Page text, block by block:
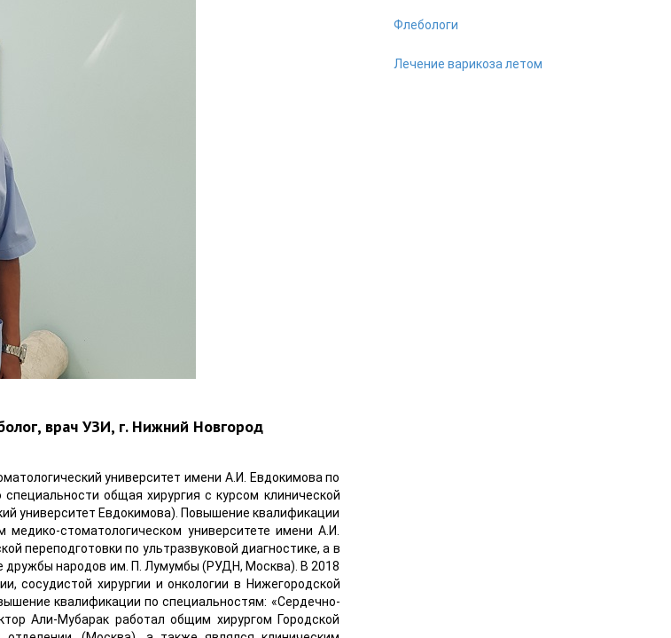
врач УЗИ, г. Нижний Новгород
университет имени А.И. Евдокимова по
общая хирургия с курсом клинической
университет Евдокимова). Повышение квалификации
стоматологическом университете имени А.И.
переподготовки по ультразвуковой диагностике, а в
дружбы народов им. П. Лумумбы (РУДН, Москва). В 2018
сосудистой хирургии и онкологии в Нижегородской
квалификации по специальностям: «Сердечно-
Али-Мубарак работал общим хирургом Городской
Флебологи
Лечение варикоза летом